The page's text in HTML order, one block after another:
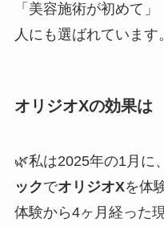
「美容施術が初めて
人にも選ばれています。
オリジオXの効果は
🌿私は2025年の1月に
ックでオリジオXを体
体験から4ヶ月経った